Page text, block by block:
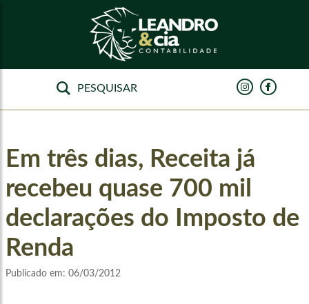
Em três dias, Receita já
recebeu quase 700 mil
declarações do Imposto de
Renda
Publicado em: 06/03/2012